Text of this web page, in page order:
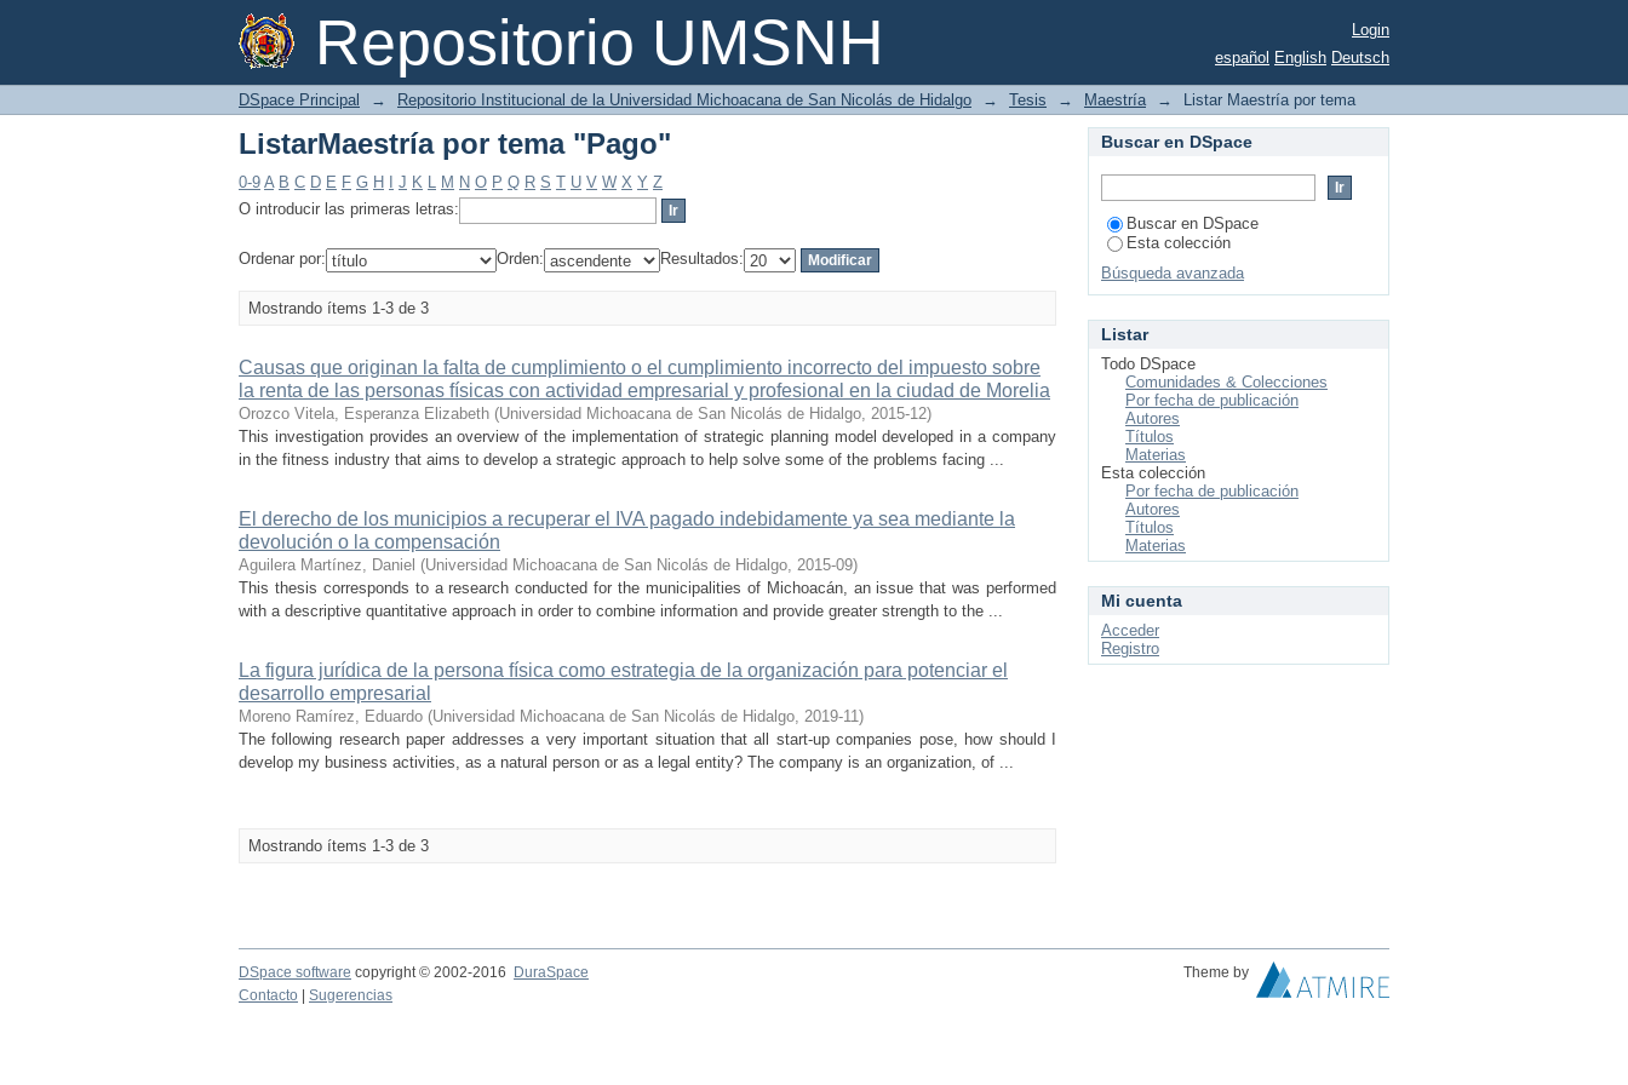
Repositorio UMSNH
ListarMaestría por tema "Pago"
Login
español English Deutsch
DSpace Principal → Repositorio Institucional de la Universidad Michoacana de San Nicolás de Hidalgo → Tesis → Maestría → Listar Maestría por tema
ListarMaestría por tema "Pago"
0-9 A B C D E F G H J K L M N O P Q R S T U V W X Y Z
O introducir las primeras letras:
Ordenar por: Orden: Resultados:
Mostrando ítems 1-3 de 3
Causas que originan la falta de cumplimiento o el cumplimiento incorrecto del impuesto sobre
la renta de las personas físicas con actividad empresarial y profesional en la ciudad de Morelia
Orozco Vitela, Esperanza Elizabeth (Universidad Michoacana de San Nicolás de Hidalgo, 2015-12)
This investigation provides an overview of the implementation of strategic planning model developed in a company
in the fitness industry that aims to develop a strategic approach to help solve some of the problems facing ...
El derecho de los municipios a recuperar el IVA pagado indebidamente ya sea mediante la
devolución o la compensación
Aguilera Martínez, Daniel (Universidad Michoacana de San Nicolás de Hidalgo, 2015-09)
This thesis corresponds to a research conducted for the municipalities of Michoacán, an issue that was performed
with a descriptive quantitative approach in order to combine information and provide greater strength to the ...
La figura jurídica de la persona física como estrategia de la organización para potenciar el
desarrollo empresarial
Moreno Ramírez, Eduardo (Universidad Michoacana de San Nicolás de Hidalgo, 2019-11)
The following research paper addresses a very important situation that all start-up companies pose, how should I
develop my business activities, as a natural person or as a legal entity? The company is an organization, of ...
Mostrando ítems 1-3 de 3
Buscar en DSpace
Buscar en DSpace
Esta colección
Búsqueda avanzada
Listar
Todo DSpace
Comunidades & Colecciones
Por fecha de publicación
Autores
Títulos
Materias
Esta colección
Por fecha de publicación
Autores
Títulos
Materias
Mi cuenta
Acceder
Registro
DSpace software copyright © 2002-2016 DuraSpace
Theme by
Contacto
Sugerencias